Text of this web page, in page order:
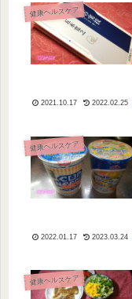
健康ヘルスケア
2021.10.17 2022.02.25
健康ヘルスケア
2022.01.17 2023.03.24
健康ヘルスケア